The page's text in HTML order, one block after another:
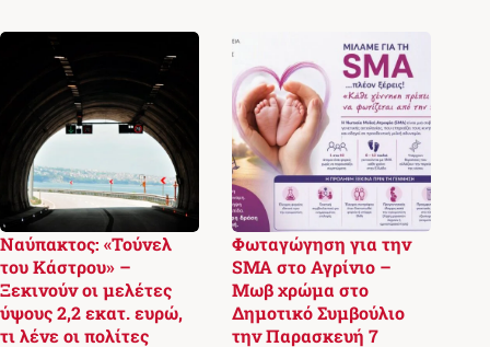
Ναύπακτος: «Τούνελ
του Κάστρου» –
Ξεκινούν οι μελέτες
ύψους 2,2 εκατ. ευρώ,
τι λένε οι πολίτες
Φωταγώγηση για την
SMA στο Αγρίνιο –
Μωβ χρώμα στο
Δημοτικό Συμβούλιο
την Παρασκευή 7